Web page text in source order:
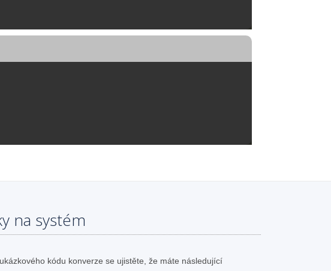
na systém
kódu konverze se ujistěte, že máte následující